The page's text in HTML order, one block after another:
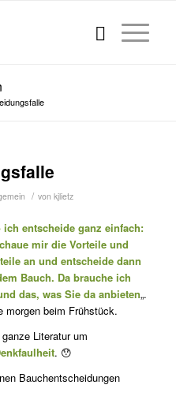
/ von kjlietz
ich entscheide ganz einfach:
mir die Vorteile und
an und entscheide dann
Bauch. Da brauche ich
das, was Sie da anbieten„.
morgen beim Frühstück.
Literatur um
. 😯
Bauchentscheidungen